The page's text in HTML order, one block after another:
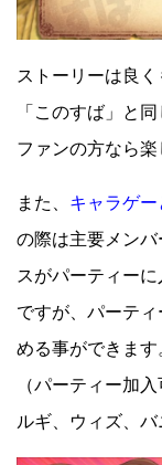
ストーリーは良く
「このすば」と
ファンの方なら楽
また、 キャラゲー
の際は主要メン
スがパーティー
ですが、パーテ
める事ができます
（パーティー加
ルギ、ウィズ、バ